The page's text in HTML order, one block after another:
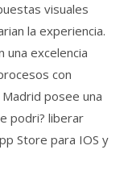
visuales
la experiencia.
una excelencia
con
Madrid posee una
podri? liberar
Store para IOS y